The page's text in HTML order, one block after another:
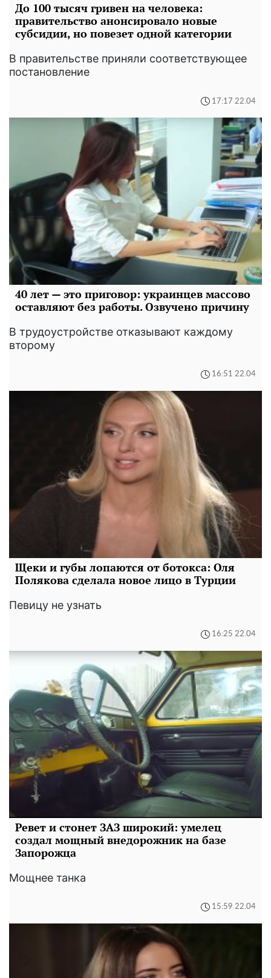
До 100 тысяч гривен на человека:
правительство анонсировало новые
субсидии, но повезет одной категории
В правительстве приняли соответствующее
постановление
17:17 22.04
40 лет — это приговор: украинцев массово
оставляют без работы. Озвучено причину
В трудоустройстве отказывают каждому
второму
16:51 22.04
Щеки и губы лопаются от ботокса: Оля
Полякова сделала новое лицо в Турции
Певицу не узнать
16:25 22.04
Ревет и стонет ЗАЗ широкий: умелец
создал мощный внедорожник на базе
Запорожца
Мощнее танка
15:59 22.04